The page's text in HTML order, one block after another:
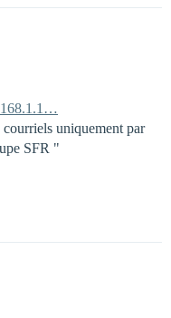
uniquement par
SFR "